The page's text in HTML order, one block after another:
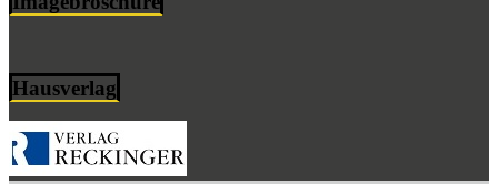
Hausverlag